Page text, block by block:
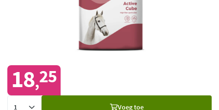
18,25
Voeg toe